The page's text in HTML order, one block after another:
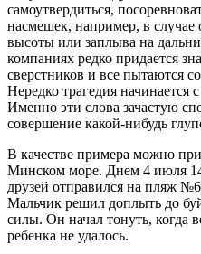
самоутвердиться,
насмешек, например, в случае
высоты или заплыва на
компаниях редко придается
сверстников и все пытаются
Нередко трагедия начинается
Именно эти слова зачастую
совершение какой-нибудь
В качестве примера можно
Минском море. Днем 4 июля
друзей отправился на пляж
Мальчик решил доплыть до
силы. Он начал тонуть, когда
ребенка не удалось.